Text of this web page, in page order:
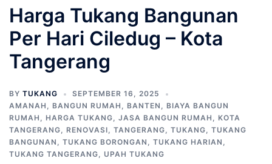
Harga Tukang Bangunan
Per Hari Ciledug – Kota
Tangerang
BY TUKANG
SEPTEMBER 16, 2025
AMANAH , BANGUN RUMAH , BANTEN , BIAYA BANGUN
RUMAH , HARGA TUKANG, JASA BANGUN RUMAH , KOTA
TANGERANG, RENOVASI, TANGERANG, TUKANG, TUKANG
BANGUNAN , TUKANG BORONGAN , TUKANG HARIAN ,
TUKANG TANGERANG, UPAH TUKANG